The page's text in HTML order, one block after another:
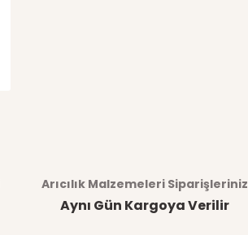
Arıcılık Malzemeleri Siparişleriniz
Aynı Gün Kargoya Verilir